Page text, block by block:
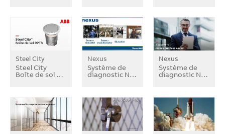
Steel City
Steel City
Boîte de sol …
Nexus
Système de
diagnostic N…
Nexus
Système de
diagnostic N…